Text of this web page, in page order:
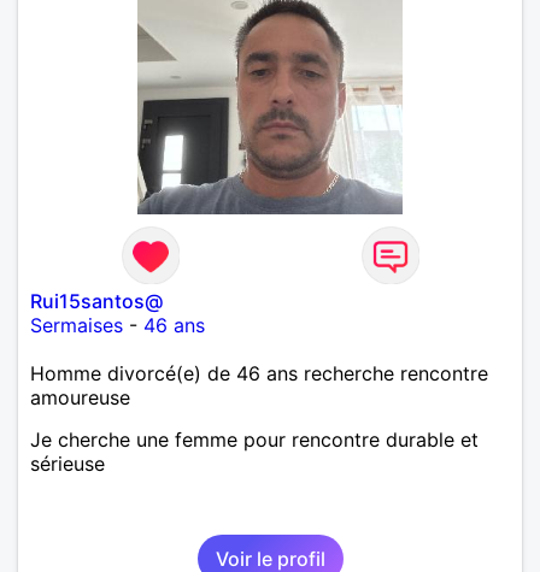
Rui15santos@
Sermaises - 46 ans
Homme divorcé(e) de 46 ans recherche rencontre
amoureuse
Je cherche une femme pour rencontre durable et
sérieuse
Voir le profil